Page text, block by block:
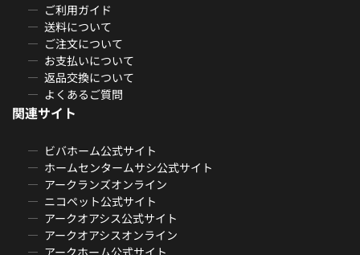
ご利用ガイド
送料について
ご注文について
お支払いについて
返品交換について
よくあるご質問
関連サイト
ビバホーム公式サイト
ホームセンタームサシ公式サイト
アークランズオンライン
ニコペット公式サイト
アークオアシス公式サイト
アークオアシスオンライン
アークホーム公式サイト